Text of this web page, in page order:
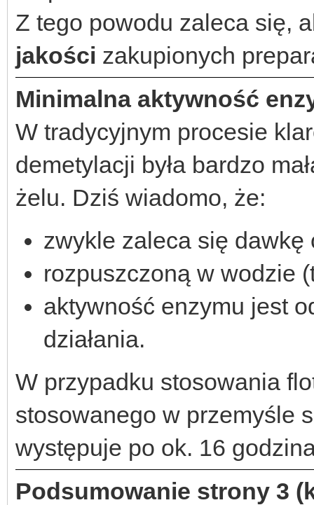
Z tego powodu zaleca się,
jakości zakupionych
Minimalna aktywność
W tradycyjnym procesie
demetylacji była bardzo
żelu. Dziś wiadomo, że:
zwykle zaleca się
rozpuszczoną w wodzie
aktywność enzymu jest
działania.
W przypadku stosowania
stosowanego w przemyśle
występuje po ok. 16
Podsumowanie strony 3